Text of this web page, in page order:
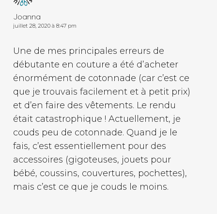
Joanna
juillet 28, 2020 à 8:47 pm
Une de mes principales erreurs de
débutante en couture a été d’acheter
énormément de cotonnade (car c’est ce
que je trouvais facilement et à petit prix)
et d’en faire des vêtements. Le rendu
était catastrophique ! Actuellement, je
couds peu de cotonnade. Quand je le
fais, c’est essentiellement pour des
accessoires (gigoteuses, jouets pour
bébé, coussins, couvertures, pochettes),
mais c’est ce que je couds le moins.